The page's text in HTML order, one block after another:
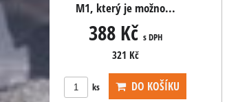
DPH
M1, který je možno...
388 Kč s DPH
321 Kč
ks DO KOŠÍKU